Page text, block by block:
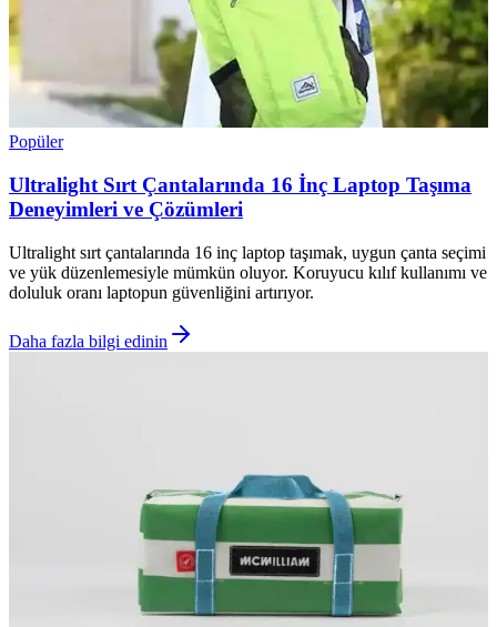
Popüler
Ultralight Sırt Çantalarında 16 İnç Laptop Taşıma
Deneyimleri ve Çözümleri
Ultralight sırt çantalarında 16 inç laptop taşımak, uygun çanta seçimi
ve yük düzenlemesiyle mümkün oluyor. Koruyucu kılıf kullanımı ve
doluluk oranı laptopun güvenliğini artırıyor.
Daha fazla bilgi edinin